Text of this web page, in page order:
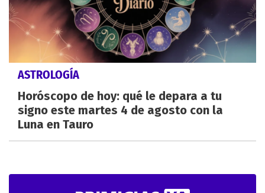
ASTROLOGÍA
Horóscopo de hoy: qué le depara a tu
signo este martes 4 de agosto con la
Luna en Tauro